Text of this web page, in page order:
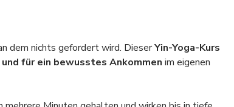
dem nichts gefordert wird. Dieser Yin-Yoga-Kurs
für ein bewusstes Ankommen im eigenen